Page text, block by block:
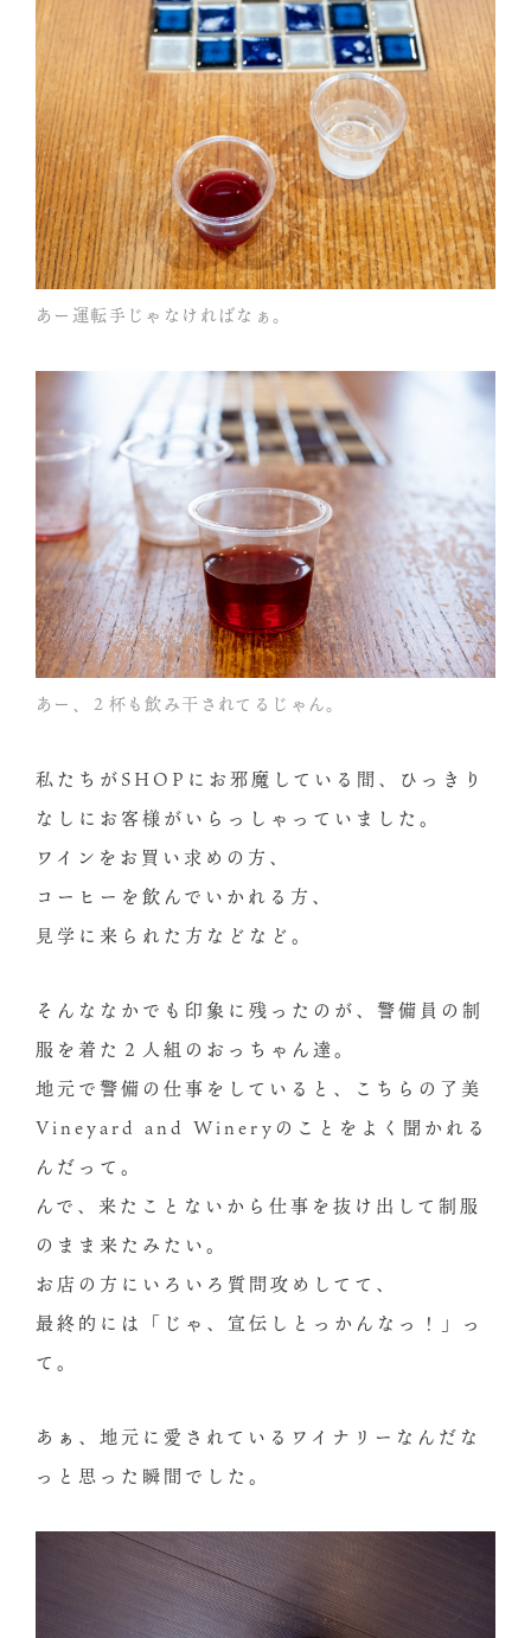
あー運転手じゃなければなぁ。
あー、２杯も飲み干されてるじゃん。
私たちがSHOPにお邪魔している間、ひっきり
なしにお客様がいらっしゃっていました。
ワインをお買い求めの方、
コーヒーを飲んでいかれる方、
見学に来られた方などなど。
そんななかでも印象に残ったのが、警備員の制
服を着た２人組のおっちゃん達。
地元で警備の仕事をしていると、こちらの了美
Vineyard and Wineryのことをよく聞かれる
んだって。
んで、来たことないから仕事を抜け出して制服
のまま来たみたい。
お店の方にいろいろ質問攻めしてて、
最終的には「じゃ、宣伝しとっかんなっ！」っ
て。
あぁ、地元に愛されているワイナリーなんだな
っと思った瞬間でした。